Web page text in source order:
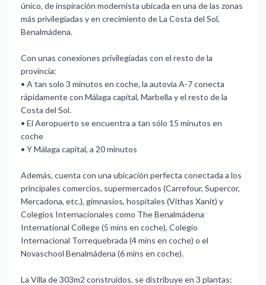
único, de inspiración modernista ubicada en una de las zonas
más privilegiadas y en crecimiento de La Costa del Sol,
Benalmádena.
Con unas conexiones privilegiadas con el resto de la
provincia:
•⁠ ⁠A tan solo 3 minutos en coche, la autovía A-7 conecta
rápidamente con Málaga capital, Marbella y el resto de la
Costa del Sol.
•⁠ ⁠El Aeropuerto se encuentra a tan sólo 15 minutos en
coche
•⁠ ⁠Y Málaga capital, a 20 minutos
Además, cuenta con una ubicación perfecta conectada a los
principales comercios, supermercados (Carrefour, Supercor,
Mercadona, etc.), gimnasios, hospitales (Vithas Xanit) y
Colegios Internacionales como The Benalmádena
International College (5 mins en coche), Colegio
Internacional Torrequebrada (4 mins en coche) o el
Novaschool Benalmádena (6 mins en coche).
La Villa de 303m2 construidos, se distribuye en 3 plantas: